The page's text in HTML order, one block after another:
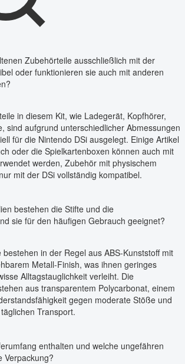
Zubehörteile ausschließlich mit der
oder funktionieren sie auch mit anderen
in diesem Kit, wie Ladegerät, Kopfhörer,
sind aufgrund unterschiedlicher Abmessungen
für die Nintendo DSi ausgelegt. Einige Artikel
oder die Spielkartenboxen können auch mit
werden, Zubehör mit physischem
mit der DSi vollständig kompatibel.
bestehen die Stifte und die
sie für den häufigen Gebrauch geeignet?
in der Regel aus ABS-Kunststoff mit
Metall-Finish, was ihnen geringes
Alltagstauglichkeit verleiht. Die
aus transparentem Polycarbonat, einem
gegen moderate Stöße und
Transport.
enthalten und welche ungefähren
Verpackung?